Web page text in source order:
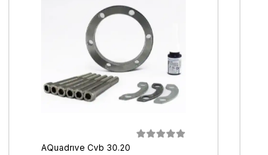
AQuadrıve Cvb 30.20